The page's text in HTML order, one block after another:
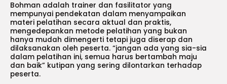
Bohman adalah trainer dan fasilitator yang
mempunyai pendekatan dalam menyampaikan
materi pelatihan secara aktual dan praktis,
mengedepankan metode pelatihan yang bukan
hanya mudah dimengerti tetapi juga diserap dan
dilaksanakan oleh peserta. “jangan ada yang sia-sia
dalam pelatihan ini, semua harus bertambah maju
dan baik” kutipan yang sering dilontarkan terhadap
peserta.